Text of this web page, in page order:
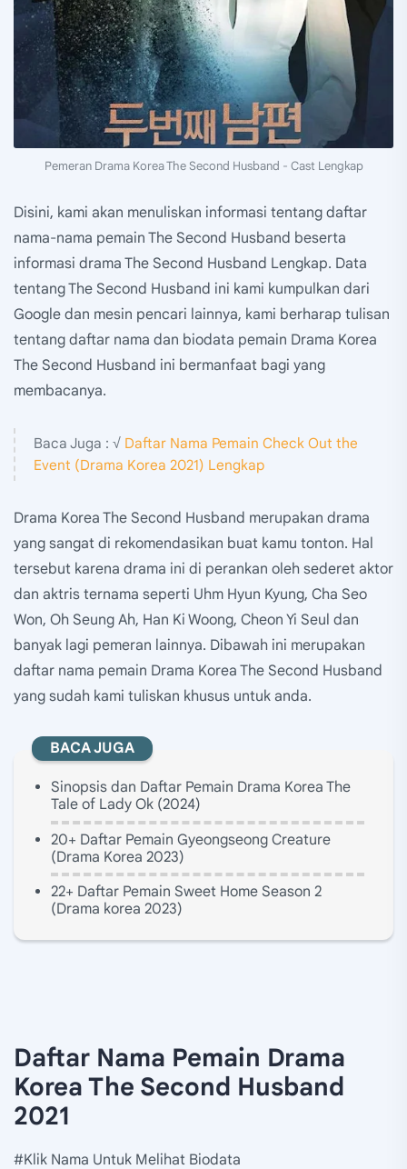
Pemeran Drama Korea The Second Husband - Cast Lengkap
Disini, kami akan menuliskan informasi tentang daftar
nama-nama pemain The Second Husband beserta
informasi drama The Second Husband Lengkap. Data
tentang The Second Husband ini kami kumpulkan dari
Google dan mesin pencari lainnya, kami berharap tulisan
tentang daftar nama dan biodata pemain Drama Korea
The Second Husband ini bermanfaat bagi yang
membacanya.
Baca Juga : √ Daftar Nama Pemain Check Out the
Event (Drama Korea 2021) Lengkap
Drama Korea The Second Husband merupakan drama
yang sangat di rekomendasikan buat kamu tonton. Hal
tersebut karena drama ini di perankan oleh sederet aktor
dan aktris ternama seperti Uhm Hyun Kyung, Cha Seo
Won, Oh Seung Ah, Han Ki Woong, Cheon Yi Seul dan
banyak lagi pemeran lainnya. Dibawah ini merupakan
daftar nama pemain Drama Korea The Second Husband
yang sudah kami tuliskan khusus untuk anda.
BACA JUGA
Sinopsis dan Daftar Pemain Drama Korea The
Tale of Lady Ok (2024)
20+ Daftar Pemain Gyeongseong Creature
(Drama Korea 2023)
22+ Daftar Pemain Sweet Home Season 2
(Drama korea 2023)
Daftar Nama Pemain Drama
Korea The Second Husband
2021
#Klik Nama Untuk Melihat Biodata